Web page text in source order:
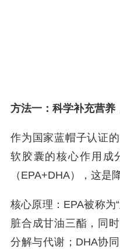
方法一：科学补充营养
作为国家蓝帽子认证
软胶囊的核心作用成
（EPA+DHA），这是
核心原理：EPA被称为
脏合成甘油三酯，同
分解与代谢；DHA协